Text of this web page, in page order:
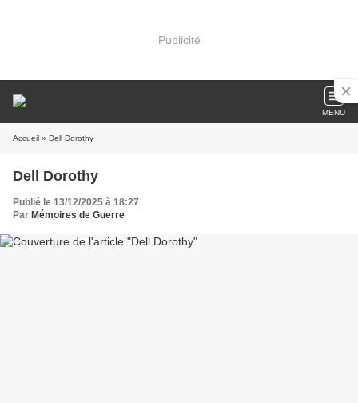
Publicité
MENU
Accueil » Dell Dorothy
Dell Dorothy
Publié le 13/12/2025 à 18:27
Par Mémoires de Guerre